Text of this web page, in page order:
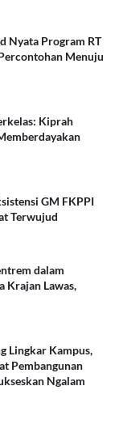
Nyata Program RT
Menuju
Kiprah
GM FKPPI
Terwujud
dalam
Krajan Lawas,
Lingkar Kampus,
Pembangunan
Ngalam